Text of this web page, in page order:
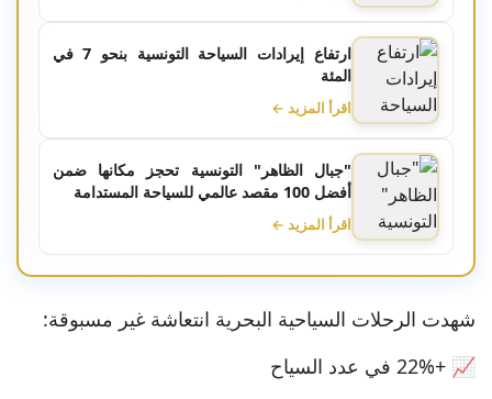
ارتفاع إيرادات السياحة التونسية بنحو 7 في
المئة
اقرأ المزيد ←
"جبال الظاهر" التونسية تحجز مكانها ضمن
أفضل 100 مقصد عالمي للسياحة المستدامة
اقرأ المزيد ←
شهدت الرحلات السياحية البحرية انتعاشة غير مسبوقة:
📈 +22% في عدد السياح